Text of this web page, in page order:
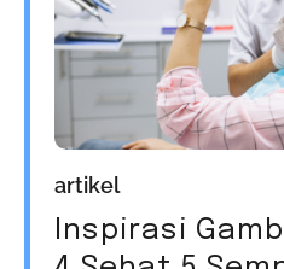
artikel
Inspirasi